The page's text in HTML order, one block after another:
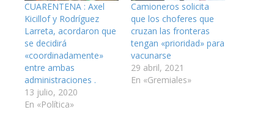
CUARENTENA : Axel
Kicillof y Rodríguez
Larreta, acordaron que
se decidirá
«coordinadamente»
entre ambas
administraciones .
13 julio, 2020
En «Política»
Camioneros solicita
que los choferes que
cruzan las fronteras
tengan «prioridad» para
vacunarse
29 abril, 2021
En «Gremiales»